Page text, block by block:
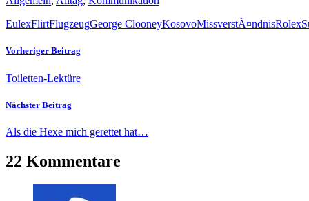
EulexFlirtFlugzeugGeorge ClooneyKosovoMissverstÃ¤ndnisRolex
Vorheriger Beitrag
Toiletten-Lektüre
Nächster Beitrag
Als die Hexe mich gerettet hat…
22 Kommentare